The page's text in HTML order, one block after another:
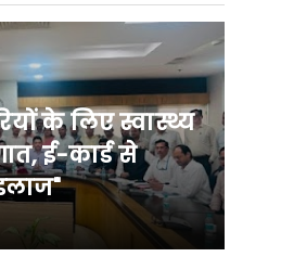
के लिए स्वास्थ्य
ई-कार्ड से